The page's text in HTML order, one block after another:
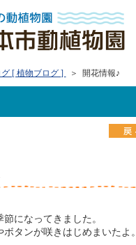
グ [ 植物ブログ ] ＞ 開花情報♪
になってきました。
ボタンが咲きはじめまいたよ。